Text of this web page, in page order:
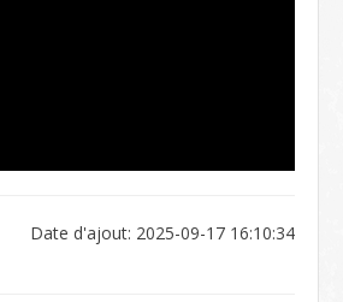
Date d'ajout: 2025-09-17 16:10:34